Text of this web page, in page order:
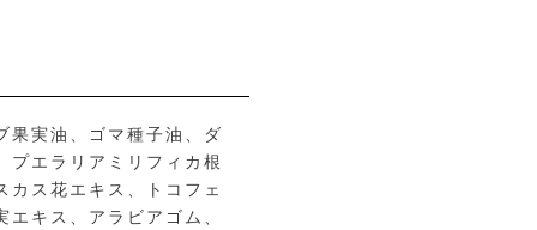
果実油、ゴマ種子油、ダ
プエラリアミリフィカ根
ス花エキス、トコフェ
キス、アラビアゴム、